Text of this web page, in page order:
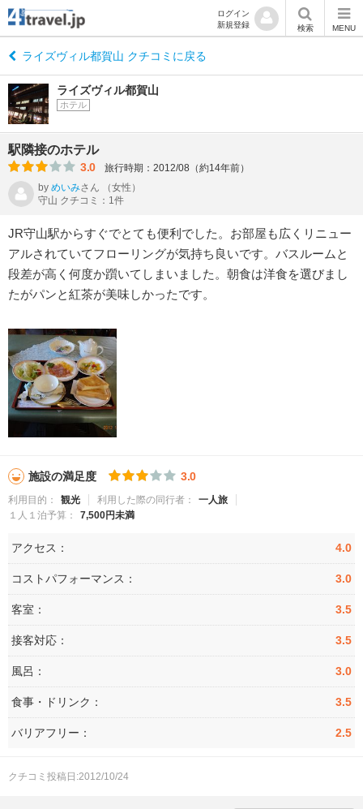
ログイン
新規登録
検索 MENU
ライズヴィル都賀山 クチコミに戻る
ライズヴィル都賀山
ホテル
駅隣接のホテル
3.0
旅行時期：2012/08（約14年前）
by めいみさん
（女性）
守山 クチコミ：1件
JR守山駅からすぐでとても便利でした。お部屋も広くリニュー
アルされていてフローリングが気持ち良いです。バスルームと
段差が高く何度か躓いてしまいました。朝食は洋食を選びまし
たがパンと紅茶が美味しかったです。
施設の満足度 3.0
利用目的： 観光 利用した際の同行者：
一人旅
１人１泊予算：
7,500円未満
アクセス： 4.0
コストパフォーマンス： 3.0
客室： 3.5
接客対応： 3.5
風呂： 3.0
食事・ドリンク： 3.5
バリアフリー： 2.5
クチコミ投稿日:2012/10/24